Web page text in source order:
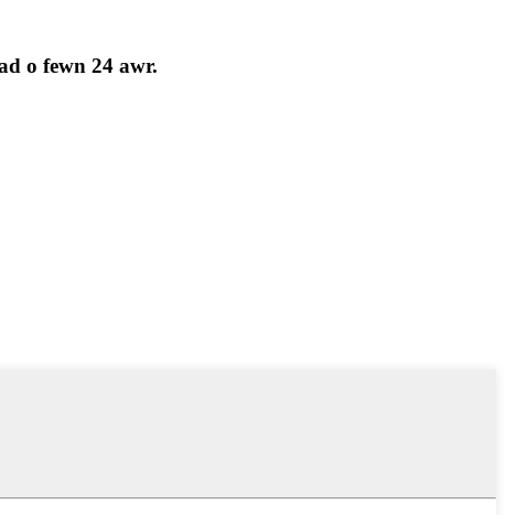
o fewn 24 awr.